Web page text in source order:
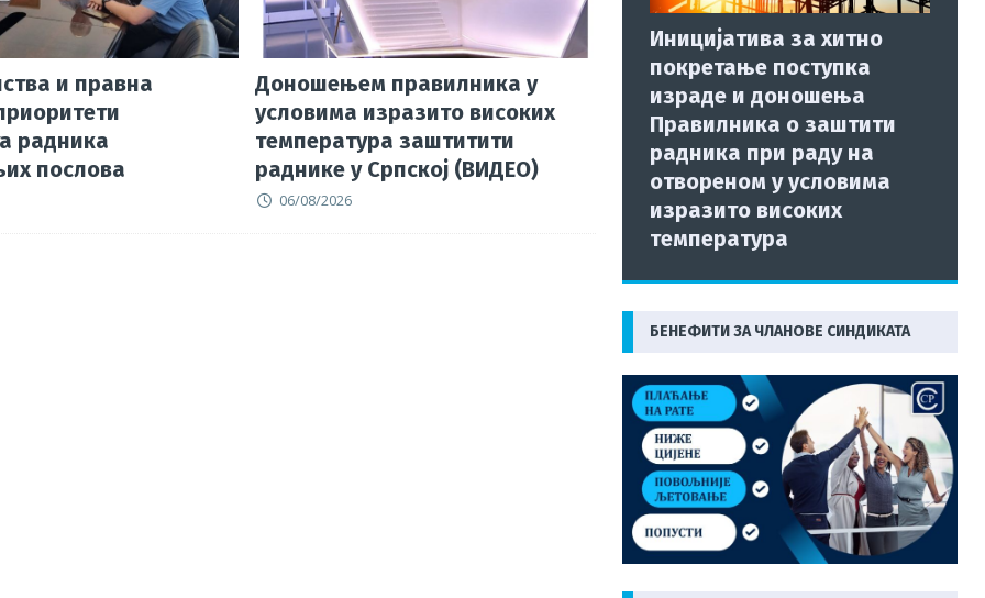
и правна
радника
послова
Доношењем правилника у
условима изразито високих
температура заштитити
раднике у Српској (ВИДЕО)
06/08/2026
Иницијатива за хитно
покретање поступка
израде и доношења
Правилника о заштити
радника при раду на
отвореном у условима
изразито високих
температура
БЕНЕФИТИ ЗА ЧЛАНОВЕ СИНДИКАТА